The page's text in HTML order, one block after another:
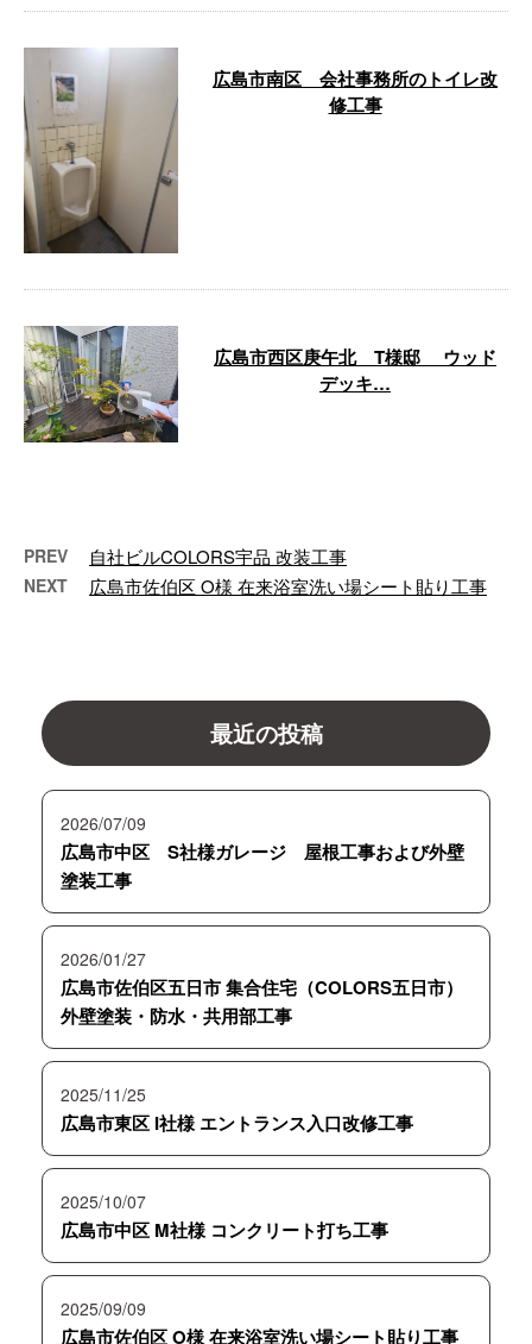
広島市南区 会社事務所のトイレ改
修工事
広島市西区庚午北 T様邸 ウッド
デッキ…
PREV 自社ビルCOLORS宇品 改装工事
NEXT 広島市佐伯区 O様 在来浴室洗い場シート貼り工事
最近の投稿
2026/07/09
広島市中区 S社様ガレージ 屋根工事および外壁
塗装工事
2026/01/27
広島市佐伯区五日市 集合住宅（COLORS五日市）
外壁塗装・防水・共用部工事
2025/11/25
広島市東区 I社様 エントランス入口改修工事
2025/10/07
広島市中区 M社様 コンクリート打ち工事
2025/09/09
広島市佐伯区 O様 在来浴室洗い場シート貼り工事